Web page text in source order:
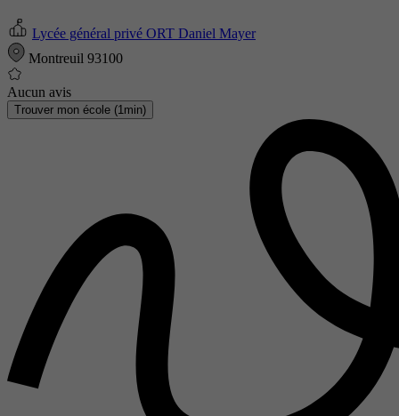
Lycée général privé ORT Daniel Mayer
Montreuil 93100
Aucun avis
Trouver mon école (1min)